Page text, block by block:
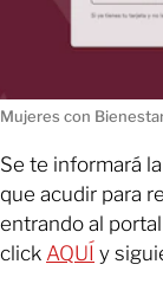
Mujeres con
Se te informará
que acudir para
entrando al
click AQUÍ y